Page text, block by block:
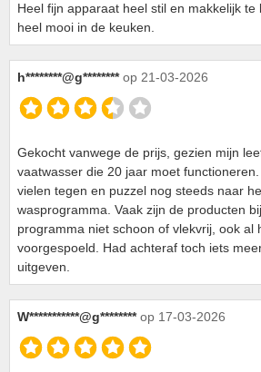
Heel fijn apparaat heel stil en makkelijk te
heel mooi in de keuken.
h********@g******** op 21-03-2026
Gekocht vanwege de prijs, gezien mijn
vaatwasser die 20 jaar moet
vielen tegen en puzzel nog steeds naar
wasprogramma. Vaak zijn de producten
programma niet schoon of vlekvrij, ook al
voorgespoeld. Had achteraf toch iets
uitgeven.
W***********@g******** op 17-03-2026